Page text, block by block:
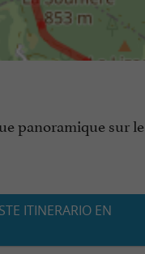
panoramique sur le
ITINERARIO EN